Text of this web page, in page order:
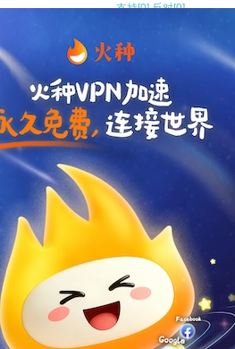
支持[0] 反对[0]
支持[0] 反对
支持
支持 反对 [0]